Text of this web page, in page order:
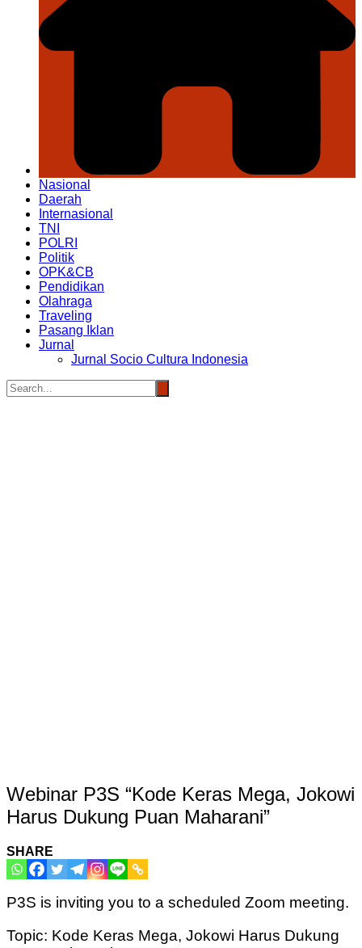
Nasional
Daerah
Internasional
TNI
POLRI
Politik
OPK&CB
Pendidikan
Olahraga
Traveling
Pasang Iklan
Jurnal
Jurnal Socio Cultura Indonesia
Webinar P3S “Kode Keras Mega, Jokowi
Harus Dukung Puan Maharani”
SHARE
P3S is inviting you to a scheduled Zoom meeting.
Topic: Kode Keras Mega, Jokowi Harus Dukung